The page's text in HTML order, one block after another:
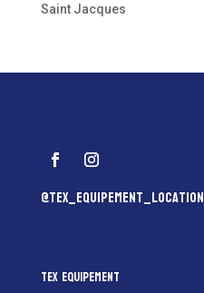
Saint Jacques
@tex_equipement_location
Tex Equipement